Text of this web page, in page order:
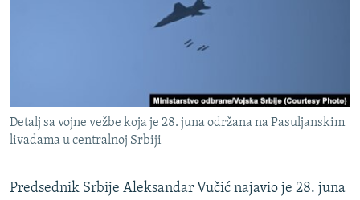
GENOCID U SREBRENICI
TV LIBERTY
PRATITE NAS
Sve RFE/RL stranice
Detalj sa vojne vežbe koja je 28. juna održana na Pasuljanskim
livadama u centralnoj Srbiji
Predsednik Srbije Aleksandar Vučić najavio je 28. juna